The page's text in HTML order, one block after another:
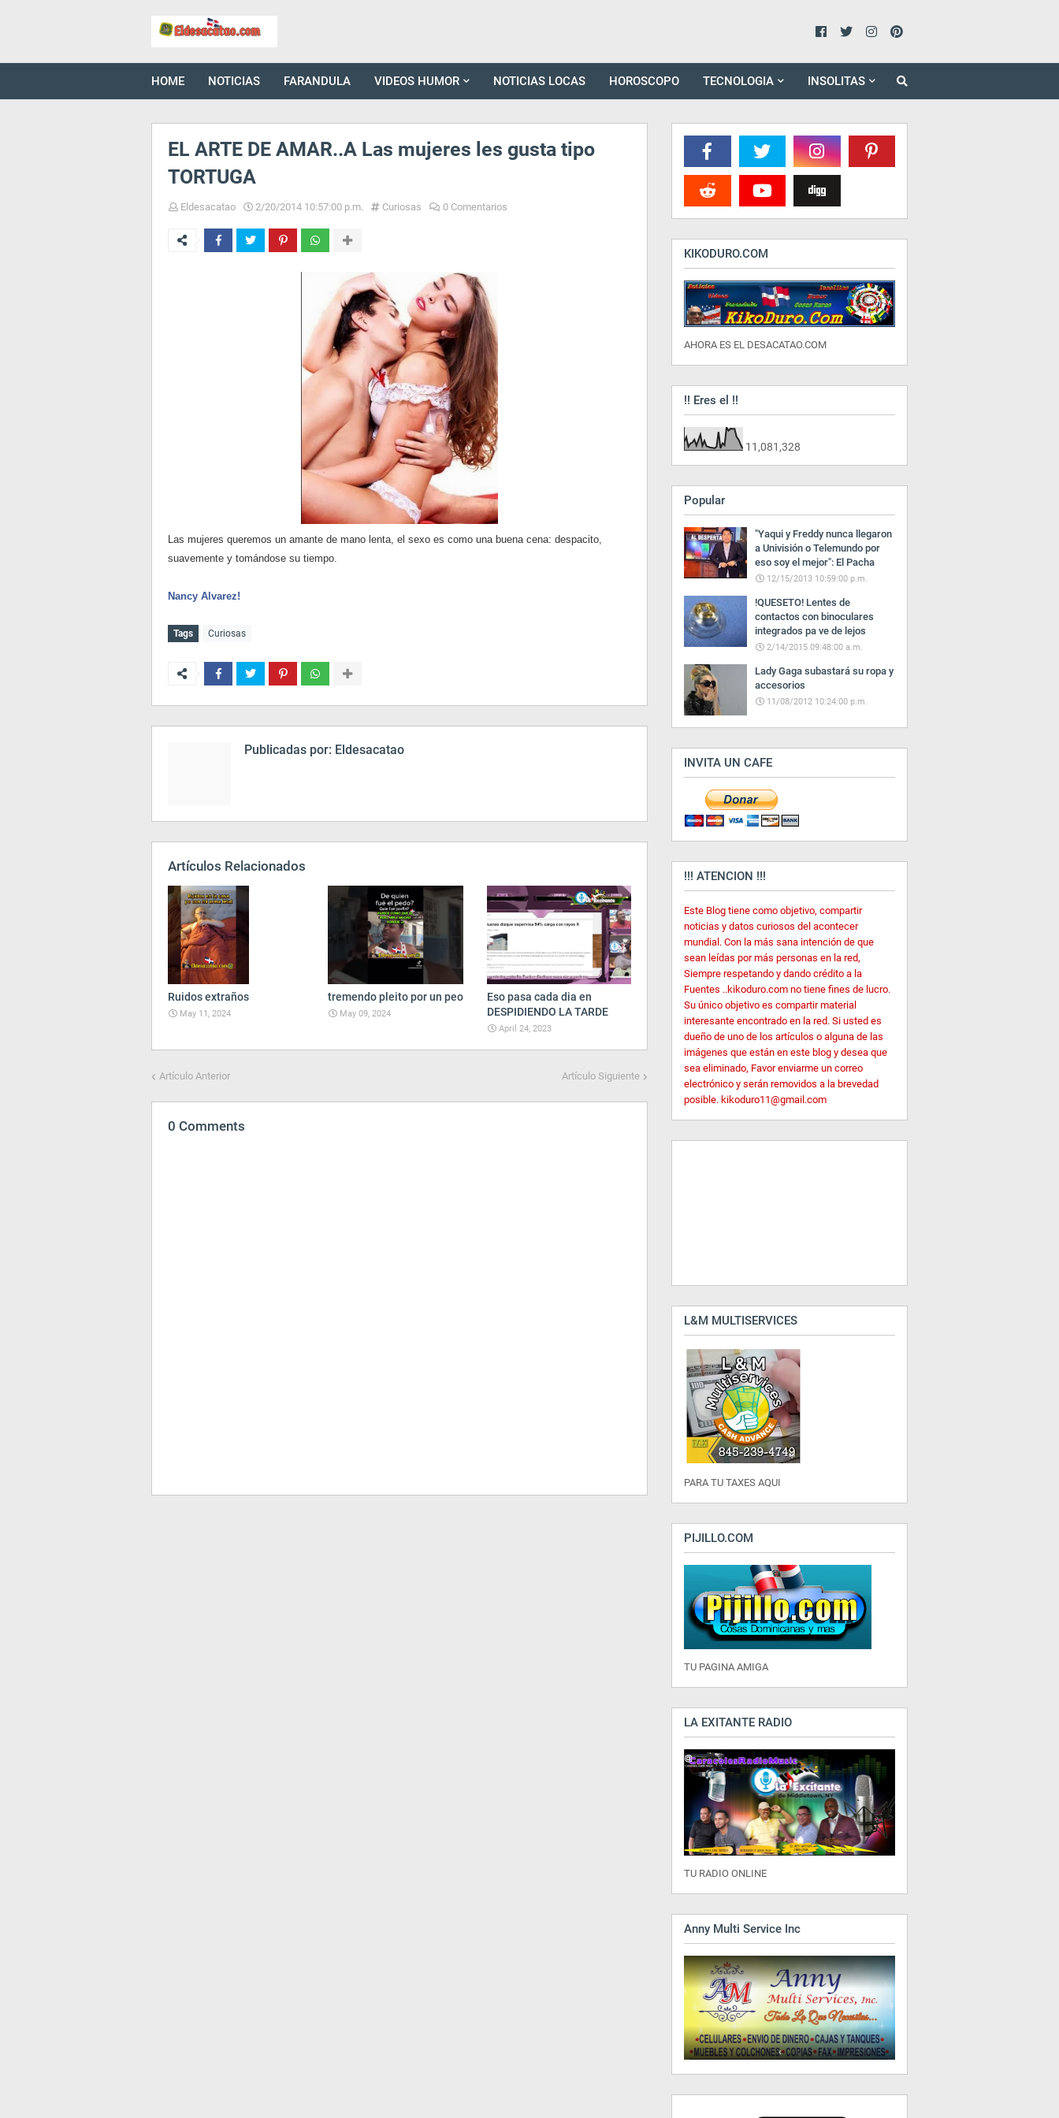
HOME NOTICIAS FARANDULA VIDEOS HUMOR NOTICIAS LOCAS HOROSCOPO TECNOLOGIA INSOLITAS
EL ARTE DE AMAR..A Las mujeres les gusta tipo
TORTUGA
Eldesacatao 2/20/2014 10:57:00 p.m. Curiosas 0 Comentarios
Las mujeres queremos un amante de mano lenta, el sexo es como una buena cena: despacito,
suavemente y tomándose su tiempo.
Nancy Alvarez!
Tags Curiosas
Publicadas por: Eldesacatao
Artículos Relacionados
Ruidos extraños
May 11, 2024
tremendo pleito por un peo
May 09, 2024
Eso pasa cada dia en
DESPIDIENDO LA TARDE
April 24, 2023
Artículo Anterior Artículo Siguiente
0 Comments
KIKODURO.COM
AHORA ES EL DESACATAO.COM
!! Eres el !!
11,081,328
Popular
"Yaqui y Freddy nunca llegaron
a Univisión o Telemundo por
eso soy el mejor": El Pacha
12/15/2013 10:59:00 p.m.
!QUESETO! Lentes de
contactos con binoculares
integrados pa ve de lejos
2/14/2015 09:48:00 a.m.
Lady Gaga subastará su ropa y
accesorios
11/08/2012 10:24:00 p.m.
INVITA UN CAFE
!!! ATENCION !!!
Este Blog tiene como objetivo, compartir
noticias y datos curiosos del acontecer
mundial. Con la más sana intención de que
sean leídas por más personas en la red,
Siempre respetando y dando crédito a la
Fuentes ..kikoduro.com no tiene fines de lucro.
Su único objetivo es compartir material
interesante encontrado en la red. Si usted es
dueño de uno de los artículos o alguna de las
imágenes que están en este blog y desea que
sea eliminado, Favor enviarme un correo
electrónico y serán removidos a la brevedad
posible. kikoduro11@gmail.com
L&M MULTISERVICES
PARA TU TAXES AQUI
PIJILLO.COM
TU PAGINA AMIGA
LA EXITANTE RADIO
TU RADIO ONLINE
Anny Multi Service Inc